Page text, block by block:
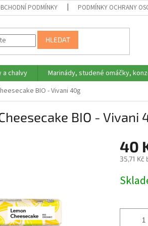
PODMÍNKY PODMÍNKY OCHRANY
HLEDAT
chalvy Marinády, studené omáčky,
BIO - Vivani 40g
BIO - Vivani
40
35,71 Kč
cena: